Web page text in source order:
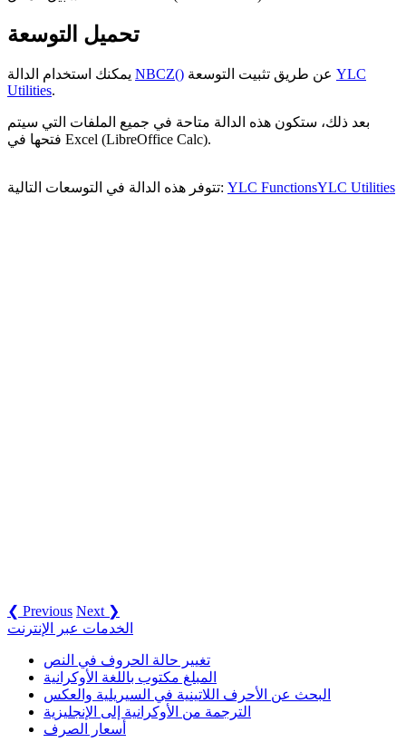
تحميل التوسعة
NBCZ()
YLC
Utilities.
بعد ذلك، ستكون هذه الدالة متاحة في جميع الملفات التي سيتم
فتحها في Excel (LibreOffice Calc).
تتوفر هذه الدالة في التوسعات التالية: YLC FunctionsYLC Utilities
❮ Previous Next ❯
الخدمات عبر الإنترنت
تغيير حالة الحروف في النص
المبلغ مكتوب باللغة الأوكرانية
البحث عن الأحرف اللاتينية في السيريلية والعكس
الترجمة من الأوكرانية إلى الإنجليزية
أسعار الصرف